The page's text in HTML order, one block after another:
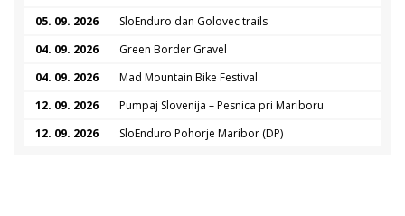
05. 09. 2026
SloEnduro dan Golovec trails
04. 09. 2026
Green Border Gravel
04. 09. 2026
Mad Mountain Bike Festival
12. 09. 2026
Pumpaj Slovenija – Pesnica pri Mariboru
12. 09. 2026
SloEnduro Pohorje Maribor (DP)